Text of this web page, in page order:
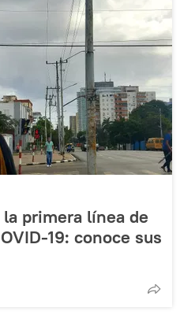
primera línea de
19: conoce sus